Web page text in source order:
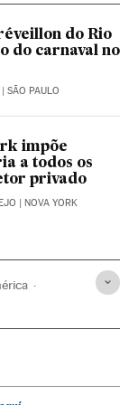
do Rio
do carnaval no
| SÃO PAULO
impõe
a todos os
privado
| NOVA YORK